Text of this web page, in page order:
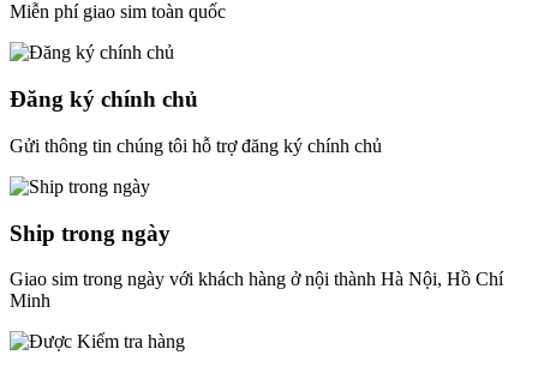
Miễn phí giao sim toàn quốc
Đăng ký chính chủ
Gửi thông tin chúng tôi hỗ trợ đăng ký chính chủ
Ship trong ngày
Giao sim trong ngày với khách hàng ở nội thành Hà Nội, Hồ Chí
Minh